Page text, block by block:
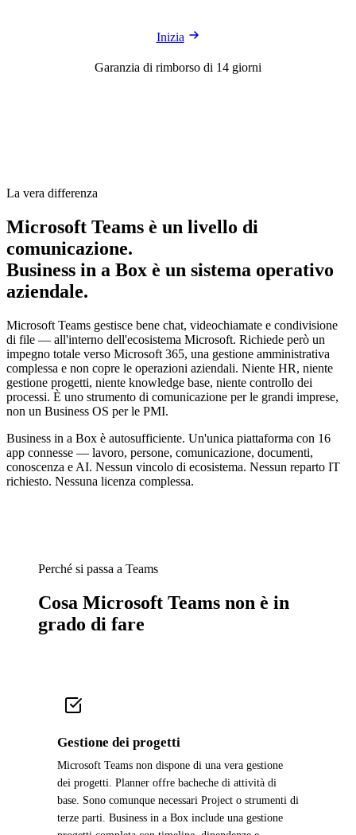
Inizia
Garanzia di rimborso di 14 giorni
La vera differenza
Microsoft Teams è un livello di
comunicazione.
Business in a Box è un sistema operativo
aziendale.
Microsoft Teams gestisce bene chat, videochiamate e condivisione
di file — all'interno dell'ecosistema Microsoft. Richiede però un
impegno totale verso Microsoft 365, una gestione amministrativa
complessa e non copre le operazioni aziendali. Niente HR, niente
gestione progetti, niente knowledge base, niente controllo dei
processi. È uno strumento di comunicazione per le grandi imprese,
non un Business OS per le PMI.
Business in a Box è autosufficiente. Un'unica piattaforma con 16
app connesse — lavoro, persone, comunicazione, documenti,
conoscenza e AI. Nessun vincolo di ecosistema. Nessun reparto IT
richiesto. Nessuna licenza complessa.
Perché si passa a Teams
Cosa Microsoft Teams non è in
grado di fare
Gestione dei progetti
Microsoft Teams non dispone di una vera gestione
dei progetti. Planner offre bacheche di attività di
base. Sono comunque necessari Project o strumenti di
terze parti. Business in a Box include una gestione